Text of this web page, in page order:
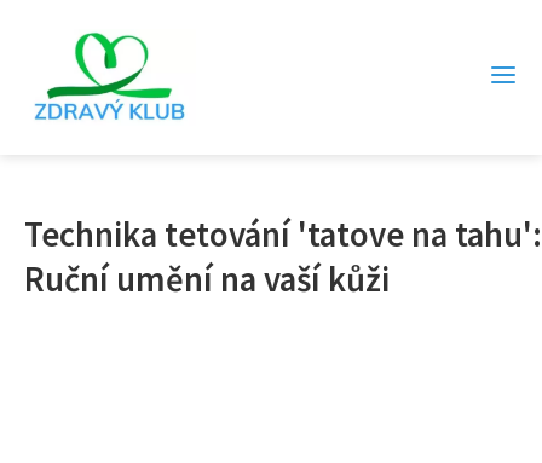
Technika tetování 'tatove na tahu':
Ruční umění na vaší kůži